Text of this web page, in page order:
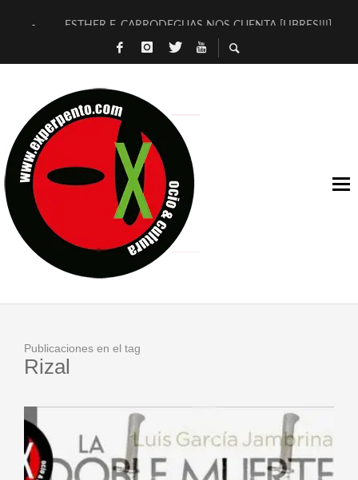
ESTHER F. CARRODEGUAS NOS CUENTA [LIBRES!!!]
[TERRA DE GUAPES] DE SANDRA MONFORT
TIMBRE 4, LA ESCUELA DEL DIRECTOR TEATRAL CLAUDIO
30 AÑOS (NO ES NADA) DE LA KATARSIS DEL TOMATAZO
MILITARES JUDÍAS EN #EXVITA
D’BALDOMEROS REINVENTAN [BITÁCORA 3.0] EN EXVITA
MARSHALL FLASH PRESENTA EN EXVITA [RELATIVA
JOFRE BARDAGÍ EN EXVITA INTERPRETANDO A SERRAT
Publicaciones en el tag
Rizal